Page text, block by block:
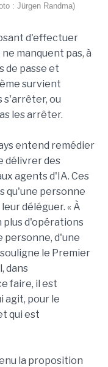
: Jürgen Randma)
d'effectuer
manquent pas, à
de passe et
survient
s'arrêter, ou
les arrêter.
entend remédier
délivrer des
agents d'IA. Ces
qu'une personne
déléguer. « À
plus d'opérations
personne, d'une
le Premier
dans
faire, il est
agit, pour le
qui est
la proposition